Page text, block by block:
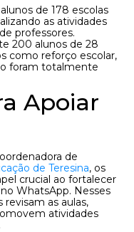
de 178 escolas
as atividades
professores.
200 alunos de 28
como reforço escolar,
foram totalmente
Apoiar
de
de Teresina, os
crucial ao fortalecer
WhatsApp. Nesses
as aulas,
atividades